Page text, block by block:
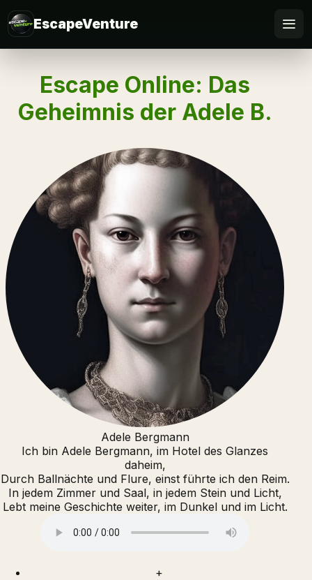
EscapeVenture
Business
@Home
Escape Online: Das
Geheimnis der Adele B.
Adele Bergmann
Ich bin Adele Bergmann, im Hotel des Glanzes
daheim,
Durch Ballnächte und Flure, einst führte ich den Reim.
In jedem Zimmer und Saal, in jedem Stein und Licht,
Lebt meine Geschichte weiter, im Dunkel und im Licht.
+